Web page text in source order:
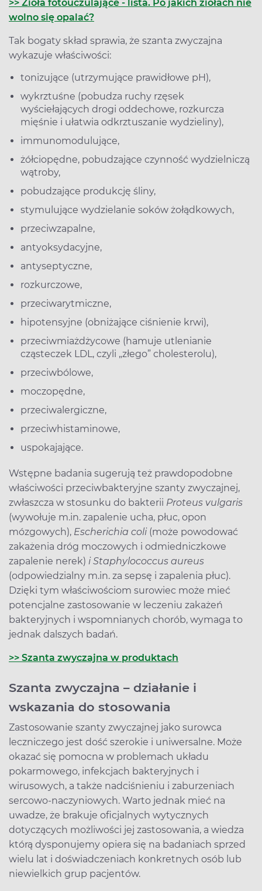
>> Zioła fotouczulające - lista. Po jakich ziołach nie
wolno się opalać?
Tak bogaty skład sprawia, że szanta zwyczajna
wykazuje właściwości:
tonizujące (utrzymujące prawidłowe pH),
wykrztuśne (pobudza ruchy rzęsek
wyściełających drogi oddechowe, rozkurcza
mięśnie i ułatwia odkrztuszanie wydzieliny),
immunomodulujące,
żółciopędne, pobudzające czynność wydzielniczą
wątroby,
pobudzające produkcję śliny,
stymulujące wydzielanie soków żołądkowych,
przeciwzapalne,
antyoksydacyjne,
antyseptyczne,
rozkurczowe,
przeciwarytmiczne,
hipotensyjne (obniżające ciśnienie krwi),
przeciwmiażdżycowe (hamuje utlenianie
cząsteczek LDL, czyli „złego” cholesterolu),
przeciwbólowe,
moczopędne,
przeciwalergiczne,
przeciwhistaminowe,
uspokajające.
Wstępne badania sugerują też prawdopodobne
właściwości przeciwbakteryjne szanty zwyczajnej,
zwłaszcza w stosunku do bakterii Proteus vulgaris
(wywołuje m.in. zapalenie ucha, płuc, opon
mózgowych), Escherichia coli (może powodować
zakażenia dróg moczowych i odmiedniczkowe
zapalenie nerek) i Staphylococcus aureus
(odpowiedzialny m.in. za sepsę i zapalenia płuc).
Dzięki tym właściwościom surowiec może mieć
potencjalne zastosowanie w leczeniu zakażeń
bakteryjnych i wspomnianych chorób, wymaga to
jednak dalszych badań.
>> Szanta zwyczajna w produktach
Szanta zwyczajna – działanie i
wskazania do stosowania
Zastosowanie szanty zwyczajnej jako surowca
leczniczego jest dość szerokie i uniwersalne. Może
okazać się pomocna w problemach układu
pokarmowego, infekcjach bakteryjnych i
wirusowych, a także nadciśnieniu i zaburzeniach
sercowo-naczyniowych. Warto jednak mieć na
uwadze, że brakuje oficjalnych wytycznych
dotyczących możliwości jej zastosowania, a wiedza
którą dysponujemy opiera się na badaniach sprzed
wielu lat i doświadczeniach konkretnych osób lub
niewielkich grup pacjentów.